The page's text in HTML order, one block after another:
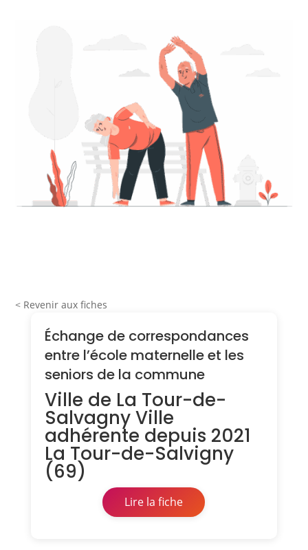
< Revenir aux fiches
Échange de correspondances
entre l’école maternelle et les
seniors de la commune
Ville de La Tour-de-
Salvagny Ville
adhérente depuis 2021
La Tour-de-Salvigny
(69)
Lire la fiche